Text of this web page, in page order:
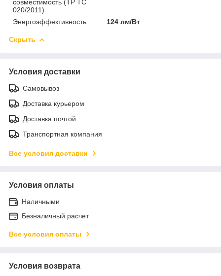
совместимость (ТР ТС
020/2011)
Энергоэффективность 124 лм/Вт
Скрыть
Условия доставки
Самовывоз
Доставка курьером
Доставка почтой
Транспортная компания
Все условия доставки
Условия оплаты
Наличными
Безналичный расчет
Все условия оплаты
Условия возврата